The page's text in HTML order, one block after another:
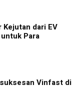
Kejutan dari EV
Para
Vinfast di